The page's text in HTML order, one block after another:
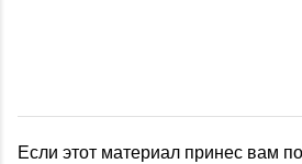
Если этот материал принес вам